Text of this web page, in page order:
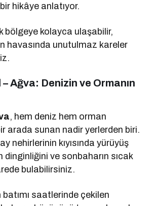
hikâye anlatıyor.
bölgeye kolayca ulaşabilir,
havasında unutulmaz kareler
Ağva: Denizin ve Ormanın
, hem deniz hem orman
arada sunan nadir yerlerden biri.
nehirlerinin kıyısında yürüyüş
dinginliğini ve sonbaharın sıcak
bulabilirsiniz.
saatlerinde çekilen